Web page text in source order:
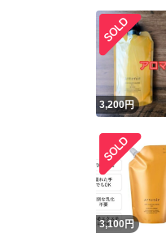
3,200円
3,100 円